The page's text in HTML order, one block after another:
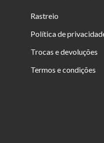
Rastreio
Política de
Trocas e devoluções
Termos e condições